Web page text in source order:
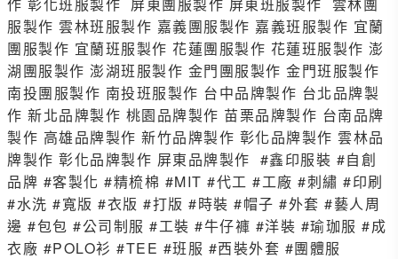
服製作 雲林班服製作 嘉義團服製作 嘉義班服製作 宜蘭
團服製作 宜蘭班服製作 花蓮團服製作 花蓮班服製作 澎
湖團服製作 澎湖班服製作 金門團服製作 金門班服製作
南投團服製作 南投班服製作 台中品牌製作 台北品牌製
作 新北品牌製作 桃園品牌製作 苗栗品牌製作 台南品牌
製作 高雄品牌製作 新竹品牌製作 彰化品牌製作 雲林品
牌製作 彰化品牌製作 屏東品牌製作 #鑫印服裝 #自創
品牌 #客製化 #精梳棉 #MIT #代工 #工廠 #刺繡 #印刷
#水洗 #寬版 #衣版 #打版 #時裝 #帽子 #外套 #藝人周
邊 #包包 #公司制服 #工裝 #牛仔褲 #洋裝 #瑜珈服 #成
衣廠 #POLO衫 #TEE #班服 #西裝外套 #團體服